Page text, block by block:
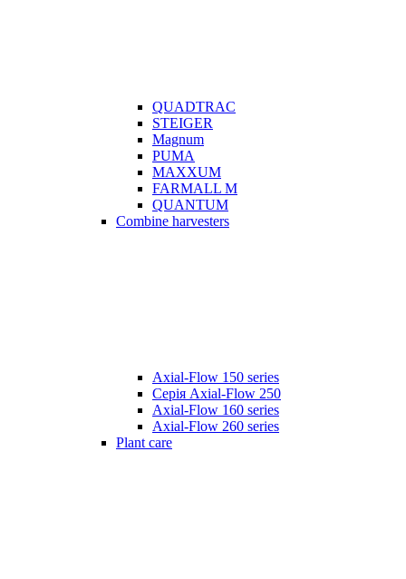
QUADTRAC
STEIGER
Magnum
PUMA
MAXXUM
FARMALL M
QUANTUM
Combine harvesters
Axial-Flow 150 series
Серія Axial-Flow 250
Axial-Flow 160 series
Axial-Flow 260 series
Plant care